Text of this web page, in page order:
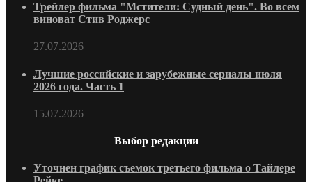
Трейлер фильма "Мстители: Судный день". Во всем
виноват Стив Роджерс
27.07.2026
Лучшие российские и зарубежные сериалы июля
2026 года. Часть 1
15.07.2026
Выбор редакции
Уточнен график съемок третьего фильма о Тайлере